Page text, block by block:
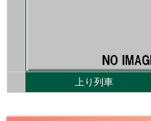
上り列車